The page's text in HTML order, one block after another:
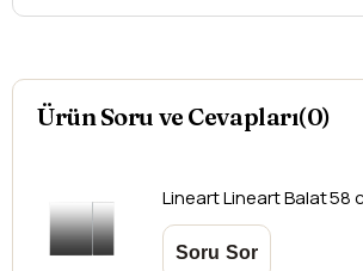
Aksi durumlarda ürünleriniadesi ve
yapılamamaktadır.
Ürün Soru ve Cevapları(0)
LineartLineart Balat 58